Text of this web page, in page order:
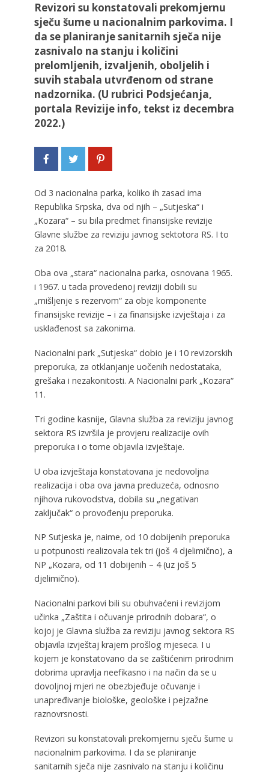
Revizori su konstatovali prekomjernu
sječu šume u nacionalnim parkovima. I
da se planiranje sanitarnih sječa nije
zasnivalo na stanju i količini
prelomljenih, izvaljenih, oboljelih i
suvih stabala utvrđenom od strane
nadzornika. (U rubrici Podsjećanja,
portala Revizije info, tekst iz decembra
2022.)
Od 3 nacionalna parka, koliko ih zasad ima
Republika Srpska, dva od njih – „Sutjeska“ i
„Kozara“ – su bila predmet finansijske revizije
Glavne službe za reviziju javnog sektotora RS. I to
za 2018.
Oba ova „stara“ nacionalna parka, osnovana 1965.
i 1967. u tada provedenoj reviziji dobili su
„mišljenje s rezervom“ za obje komponente
finansijske revizije – i za finansijske izvještaja i za
usklađenost sa zakonima.
Nacionalni park „Sutjeska“ dobio je i 10 revizorskih
preporuka, za otklanjanje uočenih nedostataka,
grešaka i nezakonitosti. A Nacionalni park „Kozara“
11.
Tri godine kasnije, Glavna služba za reviziju javnog
sektora RS izvršila je provjeru realizacije ovih
preporuka i o tome objavila izvještaje.
U oba izvještaja konstatovana je nedovoljna
realizacija i oba ova javna preduzeća, odnosno
njihova rukovodstva, dobila su „negativan
zaključak“ o provođenju preporuka.
NP Sutjeska je, naime, od 10 dobijenih preporuka
u potpunosti realizovala tek tri (još 4 djelimično), a
NP „Kozara, od 11 dobijenih – 4 (uz još 5
djelimično).
Nacionalni parkovi bili su obuhvaćeni i revizijom
učinka „Zaštita i očuvanje prirodnih dobara“, o
kojoj je Glavna služba za reviziju javnog sektora RS
objavila izvještaj krajem prošlog mjeseca. I u
kojem je konstatovano da se zaštićenim prirodnim
dobrima upravlja neefikasno i na način da se u
dovoljnoj mjeri ne obezbjeđuje očuvanje i
unapređivanje biološke, geološke i pejzažne
raznovrsnosti.
Revizori su konstatovali prekomjernu sječu šume u
nacionalnim parkovima. I da se planiranje
sanitarnih sječa nije zasnivalo na stanju i količinu